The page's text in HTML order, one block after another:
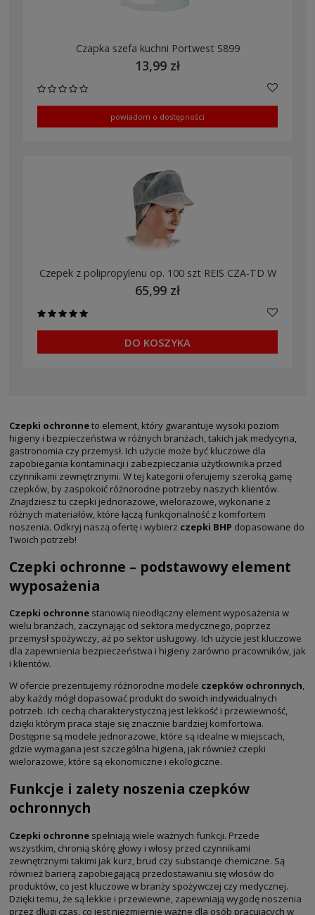
Czapka szefa kuchni Portwest S899
13,99 zł
powiadom o dostępności
Czepek z polipropylenu op. 100 szt REIS CZA-TD W
65,99 zł
DO KOSZYKA
Czepki ochronneto element, który gwarantuje wysoki poziom
higieny i bezpieczeństwa w różnych branżach, takich jak medycyna,
gastronomia czy przemysł. Ich użycie może być kluczowe dla
zapobiegania kontaminacji i zabezpieczania użytkownika przed
czynnikami zewnętrznymi. W tej kategorii oferujemy szeroką gamę
czepków, by zaspokoić różnorodne potrzeby naszych klientów.
Znajdziesz tu czepki jednorazowe, wielorazowe, wykonane z
różnych materiałów, które łączą funkcjonalność z komfortem
noszenia. Odkryj naszą ofertę i wybierz czepki BHP dopasowane do
Twoich potrzeb!
Czepki ochronne – podstawowy element
wyposażenia
Czepki ochronne stanowią nieodłączny element wyposażenia w
wielu branżach, zaczynając od sektora medycznego, poprzez
przemysł spożywczy, aż po sektor usługowy. Ich użycie jest kluczowe
dla zapewnienia bezpieczeństwa i higieny zarówno pracowników, jak
i klientów.
W ofercie prezentujemy różnorodne modele czepków ochronnych,
aby każdy mógł dopasować produkt do swoich indywidualnych
potrzeb. Ich cechą charakterystyczną jest lekkość i przewiewność,
dzięki którym praca staje się znacznie bardziej komfortowa.
Dostępne są modele jednorazowe, które są idealne w miejscach,
gdzie wymagana jest szczególna higiena, jak również czepki
wielorazowe, które są ekonomiczne i ekologiczne.
Funkcje i zalety noszenia czepków
ochronnych
Czepki ochronne spełniają wiele ważnych funkcji. Przede
wszystkim, chronią skórę głowy i włosy przed czynnikami
zewnętrznymi takimi jak kurz, brud czy substancje chemiczne. Są
również barierą zapobiegającą przedostawaniu się włosów do
produktów, co jest kluczowe w branży spożywczej czy medycznej.
Dzięki temu, że są lekkie i przewiewne, zapewniają wygodę noszenia
przez długi czas, co jest niezmiernie ważne dla osób pracujących w